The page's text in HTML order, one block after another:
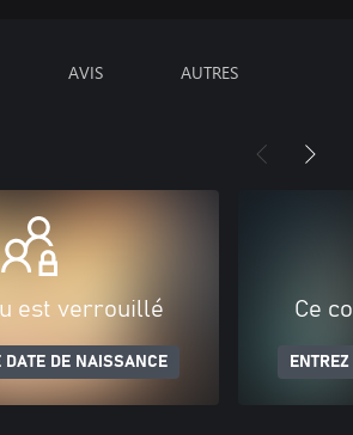
AVIS AUTRES
est verrouillé
DATE DE NAISSANCE
Ce